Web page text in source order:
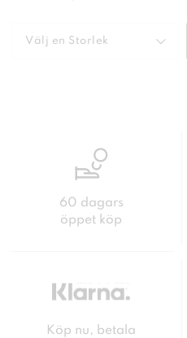
Välj en Storlek
60 dagars
öppet köp
Köp nu, betala